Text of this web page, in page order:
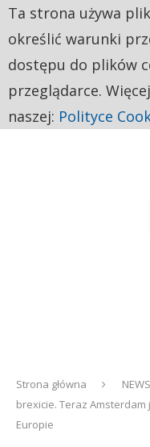
Strona główna NEWS
brexicie. Teraz
Europie
Ta strona używa
określić warunki
dostępu do plików
przeglądarce.
naszej: Polityce